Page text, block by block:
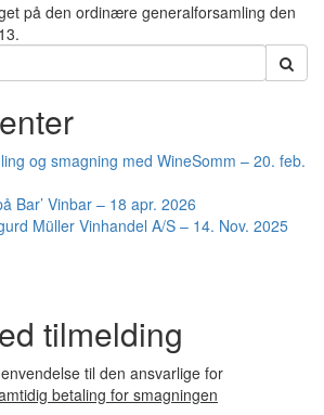
på den ordinære generalforsamling den
og smagning med WineSomm – 20. feb.
Bar’ Vinbar – 18 apr. 2026
Müller Vinhandel A/S – 14. Nov. 2025
tilmelding
til den ansvarlige for
betaling for smagningen